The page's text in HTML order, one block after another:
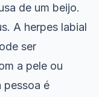
de um beijo.
A herpes labial
ser
a pele ou
pessoa é